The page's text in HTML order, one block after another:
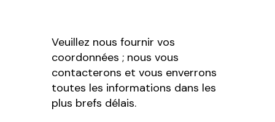
Veuillez nous fournir vos
coordonnées ; nous vous
contacterons et vous enverrons
toutes les informations dans les
plus brefs délais.